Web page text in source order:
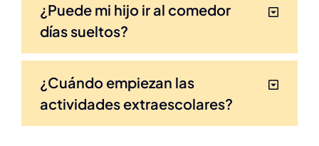
¿Puede mi hijo ir al comedor
días sueltos?
¿Cuándo empiezan las
actividades extraescolares?